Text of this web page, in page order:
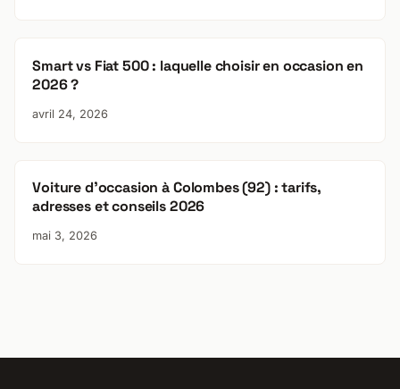
Smart vs Fiat 500 : laquelle choisir en occasion en
2026 ?
avril 24, 2026
Voiture d’occasion à Colombes (92) : tarifs,
adresses et conseils 2026
mai 3, 2026